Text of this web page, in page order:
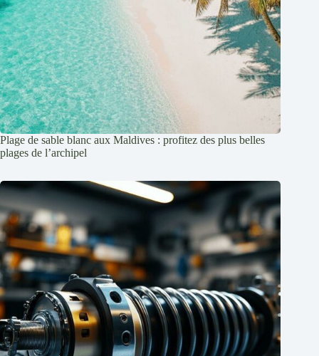
Plage de sable blanc aux Maldives : profitez des plus belles
plages de l’archipel